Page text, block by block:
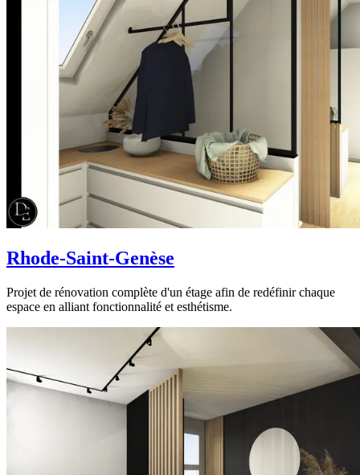
Rhode-Saint-Genèse
Projet de rénovation complète d'un étage afin de redéfinir chaque
espace en alliant fonctionnalité et esthétisme.